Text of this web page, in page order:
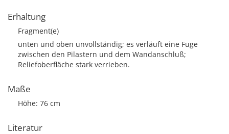
Erhaltung
Fragment(e)
unten und oben unvollständig; es verläuft eine Fuge
zwischen den Pilastern und dem Wandanschluß;
Reliefoberfläche stark verrieben.
Maße
Höhe: 76 cm
Literatur